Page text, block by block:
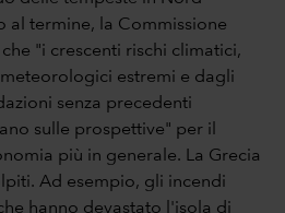
al termine, la Commissione
che "i crescenti rischi climatici,
estremi e dagli
senza precedenti
sulle prospettive" per il
più in generale. La Grecia
Ad esempio, gli incendi
hanno devastato l'isola di